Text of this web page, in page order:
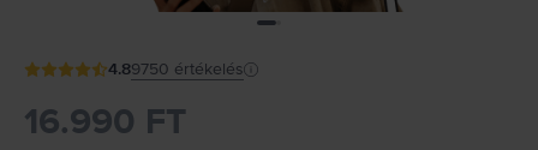
4.89750 értékelés
16.990 FT